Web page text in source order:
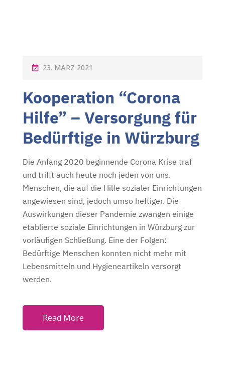
P
S
T
E
D
N
23. MÄRZ 2021
Kooperation “Corona
Hilfe” – Versorgung für
Bedürftige in Würzburg
Die Anfang 2020 beginnende Corona Krise traf
und trifft auch heute noch jeden von uns.
Menschen, die auf die Hilfe sozialer Einrichtungen
angewiesen sind, jedoch umso heftiger. Die
Auswirkungen dieser Pandemie zwangen einige
etablierte soziale Einrichtungen in Würzburg zur
vorläufigen Schließung. Eine der Folgen:
Bedürftige Menschen konnten nicht mehr mit
Lebensmitteln und Hygieneartikeln versorgt
werden.
Read More